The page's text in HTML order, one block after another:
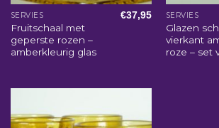
SERVIES
Fruitschaal met
geperste rozen –
amberkleurig glas
€37,95 SERVIES
Glazen
vierkant
roze – set